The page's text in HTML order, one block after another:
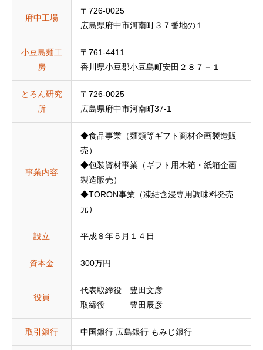
府中工場
〒726-0025
広島県府中市河南町３７番地の１
小豆島麺工
房
〒761-4411
香川県小豆郡小豆島町安田２８７－１
とろん研究
所
〒726-0025
広島県府中市河南町37-1
事業内容
◆食品事業（麺類等ギフト商材企画製造販
売）
◆包装資材事業（ギフト用木箱・紙箱企画
製造販売）
◆TORON事業（凍結含浸専用調味料発売
元）
設立 平成８年５月１４日
資本金 300万円
役員
代表取締役 豊田文彦
取締役 豊田辰彦
取引銀行 中国銀行 広島銀行 もみじ銀行